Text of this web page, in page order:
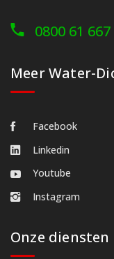
0800 61 667
Meer Water-
Facebook
Linkedin
Youtube
Instagram
Onze diensten